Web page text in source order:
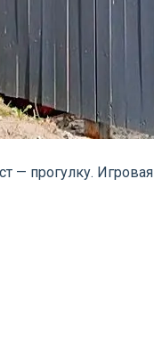
— прогулку. Игровая